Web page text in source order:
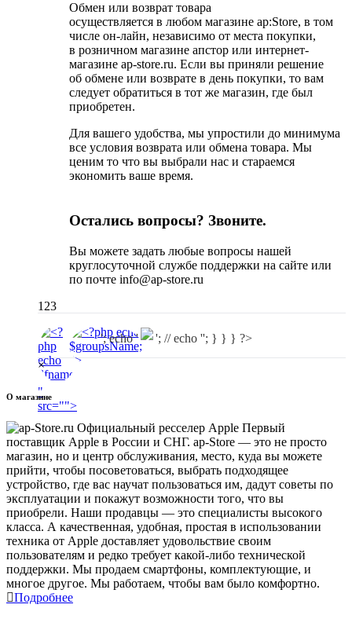
Обмен или возврат товара
осуществляется в любом магазине ap:Store, в том
числе он-лайн, независимо от места покупки,
в розничном магазине апстор или интернет-
магазине ap-store.ru. Если вы приняли решение
об обмене или возврате в день покупки, то вам
следует обратиться в тот же магазин, где был
приобретен.
Для вашего удобства, мы упростили до минимума
все условия возврата или обмена товара. Мы
ценим то что вы выбрали нас и стараемся
экономить ваше время.
Остались вопросы? Звоните.
Вы можете задать любые вопросы нашей
круглосуточной службе поддержки на сайте или
по почте info@ap-store.ru
123
"
src="">
'; echo '
'; // echo ''; } } } ?>
×
О магазине
Первый
поставщик Apple в России и СНГ. ap-Store — это не просто
магазин, но и центр обслуживания, место, куда вы можете
прийти, чтобы посоветоваться, выбрать подходящее
устройство, где вас научат пользоваться им, дадут советы по
эксплуатации и покажут возможности того, что вы
приобрели. Наши продавцы — это специалисты высокого
класса. А качественная, удобная, простая в использовании
техника от Apple доставляет удовольствие своим
пользователям и редко требует какой-либо технической
поддержки. Мы продаем смартфоны, комплектующие, и
многое другое. Мы работаем, чтобы вам было комфортно.
Подробнее